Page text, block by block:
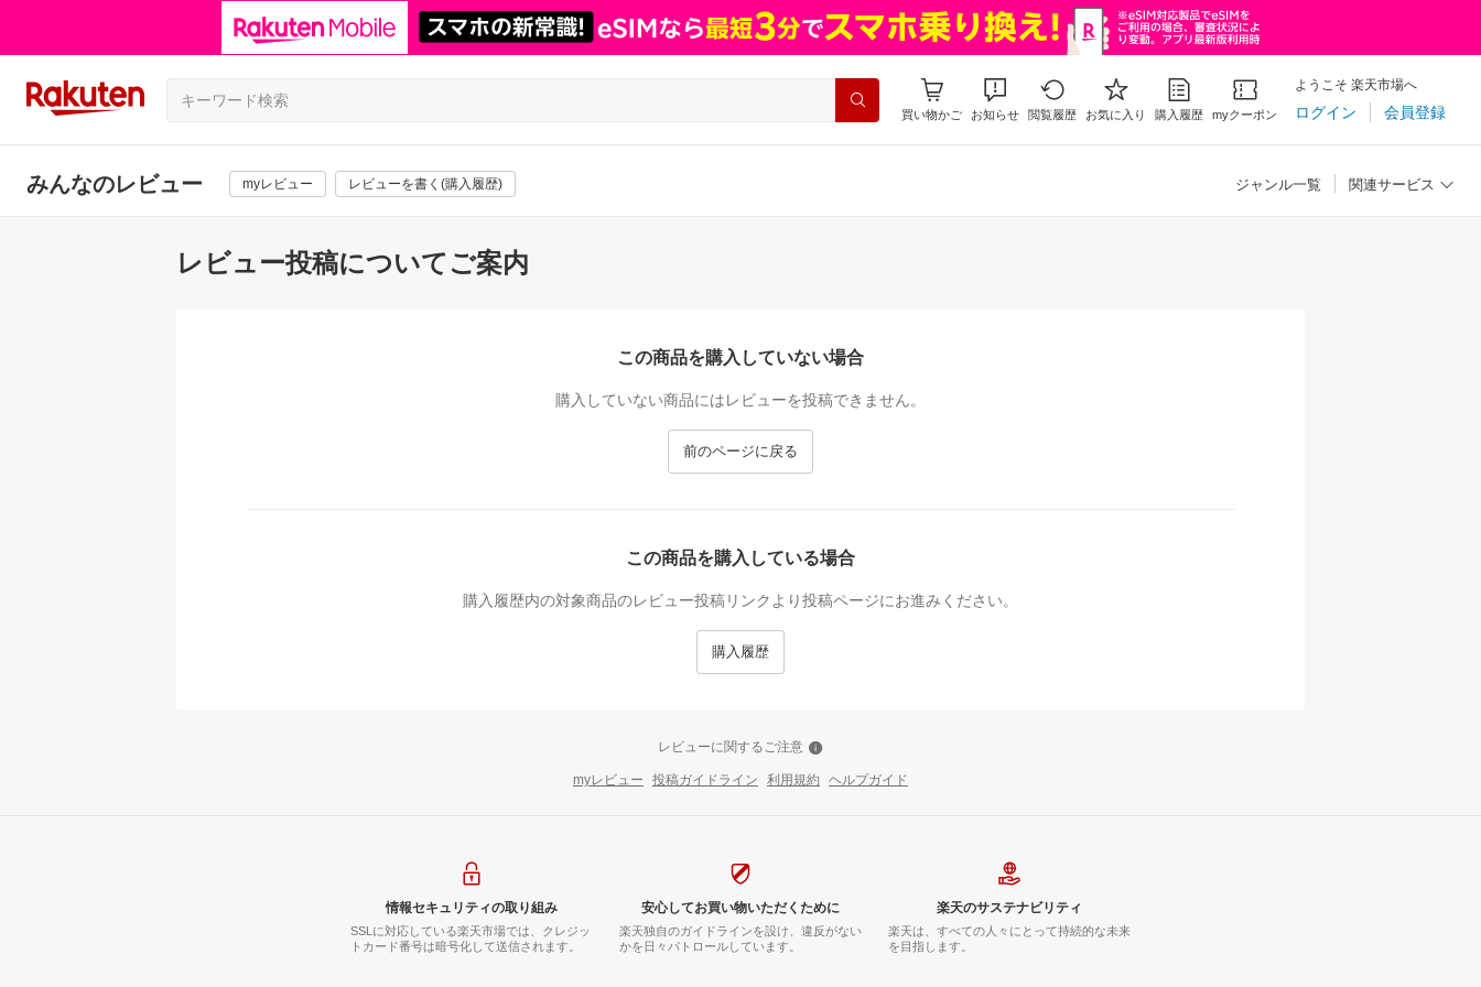
買い物かご お知らせ 閲覧履歴 お気に入り 購入履歴 myクーポン
ようこそ 楽天市場へ
ログイン 会員登録
みんなのレビュー myレビュー レビューを書く(購入履歴) ジャンル一覧 関連サービス
レビュー投稿についてご案内
この商品を購入していない場合
購入していない商品にはレビューを投稿できません。
前のページに戻る
この商品を購入している場合
購入履歴内の対象商品のレビュー投稿リンクより投稿ページにお進みください。
購入履歴
レビューに関するご注意
myレビュー 投稿ガイドライン 利用規約 ヘルプガイド
情報セキュリティの取り組み
SSLに対応している楽天市場では、クレジッ
トカード番号は暗号化して送信されます。
安心してお買い物いただくために
楽天独自のガイドラインを設け、違反がない
かを日々パトロールしています。
楽天のサステナビリティ
楽天は、すべての人々にとって持続的な未来
を目指します。